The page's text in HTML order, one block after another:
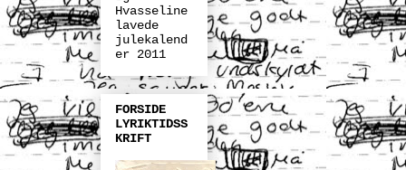
Hvasseline
lavede
julekalend
er 2011
FORSIDE
LYRIKTIDSS
KRIFT